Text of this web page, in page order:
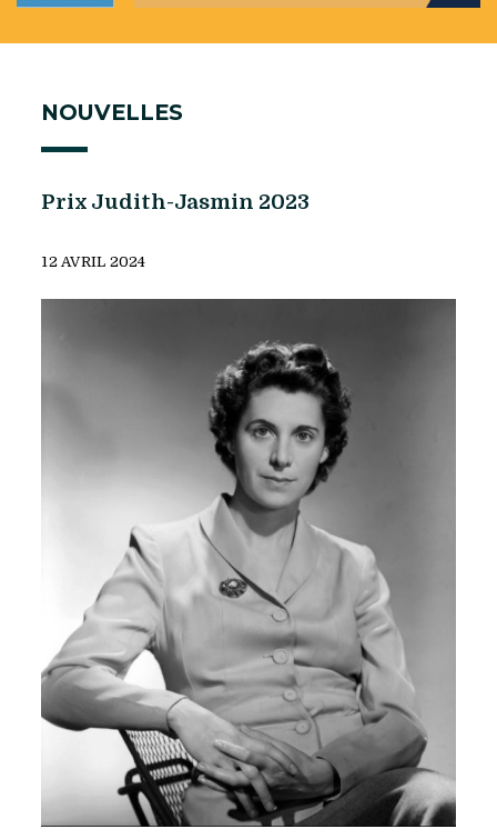
NOUVELLES
Prix Judith-Jasmin 2023
12 AVRIL 2024